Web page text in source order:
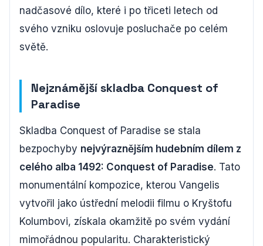
nadčasové dílo, které i po třiceti letech od
svého vzniku oslovuje posluchače po celém
světě.
Nejznámější skladba Conquest of
Paradise
Skladba Conquest of Paradise se stala
bezpochyby nejvýraznějším hudebním dílem z
celého alba 1492: Conquest of Paradise. Tato
monumentální kompozice, kterou Vangelis
vytvořil jako ústřední melodii filmu o Kryštofu
Kolumbovi, získala okamžitě po svém vydání
mimořádnou popularitu. Charakteristický